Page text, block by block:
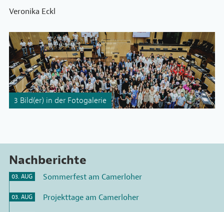
Veronika Eckl
3 Bild(er) in der Fotogalerie
Nachberichte
03. AUG Sommerfest am Camerloher
03. AUG Projekttage am Camerloher